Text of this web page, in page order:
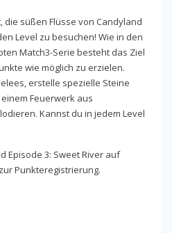
die süßen Flüsse von Candyland
Level zu besuchen! Wie in den
Match3-Serie besteht das Ziel
wie möglich zu erzielen.
erstelle spezielle Steine
Feuerwerk aus
Kannst du in jedem Level
Episode 3: Sweet River auf
Punkteregistrierung.